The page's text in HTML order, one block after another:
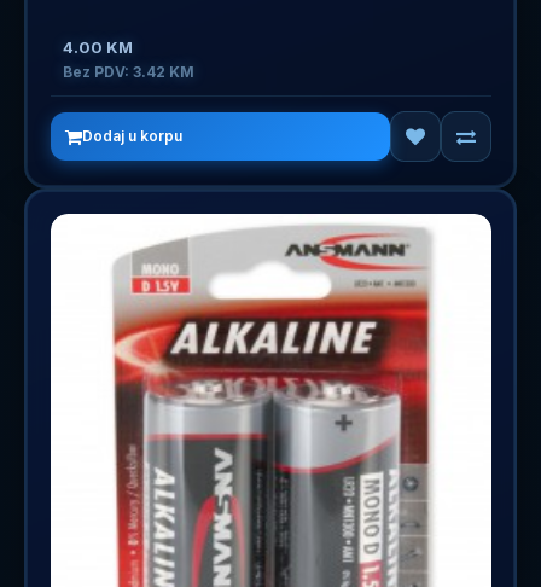
4.00 KM
Bez PDV: 3.42 KM
Dodaj u korpu